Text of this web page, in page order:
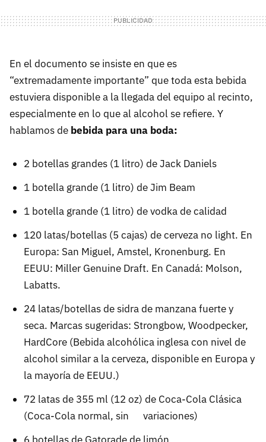
En el documento se insiste en que es
“extremadamente importante” que toda esta bebida
estuviera disponible a la llegada del equipo al recinto,
especialmente en lo que al alcohol se refiere. Y
hablamos de bebida para una boda:
2 botellas grandes (1 litro) de Jack Daniels
1 botella grande (1 litro) de Jim Beam
1 botella grande (1 litro) de vodka de calidad
120 latas/botellas (5 cajas) de cerveza no light. En
Europa: San Miguel, Amstel, Kronenburg. En
EEUU: Miller Genuine Draft. En Canadá: Molson,
Labatts.
24 latas/botellas de sidra de manzana fuerte y
seca. Marcas sugeridas: Strongbow, Woodpecker,
HardCore (Bebida alcohólica inglesa con nivel de
alcohol similar a la cerveza, disponible en Europa y
la mayoría de EEUU.)
72 latas de 355 ml (12 oz) de Coca-Cola Clásica
(Coca-Cola normal, sin variaciones)